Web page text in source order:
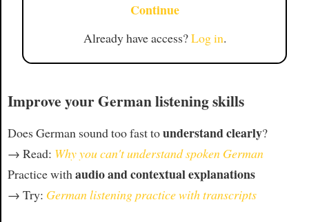
Continue
Already have access?Log in.
Improve your German listening skills
Does German sound too fast tounderstand clearly?
→ Read: Why you can't understand spoken German
Practice withaudio and contextual explanations
→ Try: German listening practice with transcripts